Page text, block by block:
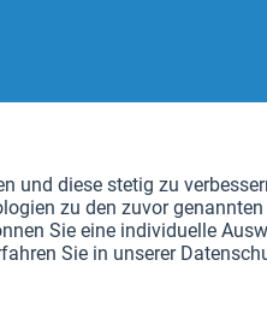
und diese stetig zu
zu den zuvor
Sie eine individuelle
Sie in unserer